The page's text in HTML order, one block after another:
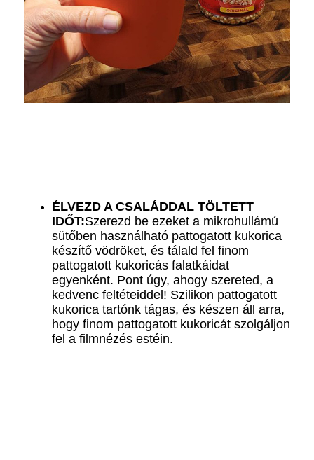
ÉLVEZD A CSALÁDDAL TÖLTETT
IDŐT:Szerezd be ezeket a mikrohullámú
sütőben használható pattogatott kukorica
készítő vödröket, és tálald fel finom
pattogatott kukoricás falatkáidat
egyenként. Pont úgy, ahogy szereted, a
kedvenc feltéteiddel! Szilikon pattogatott
kukorica tartónk tágas, és készen áll arra,
hogy finom pattogatott kukoricát szolgáljon
fel a filmnézés estéin.